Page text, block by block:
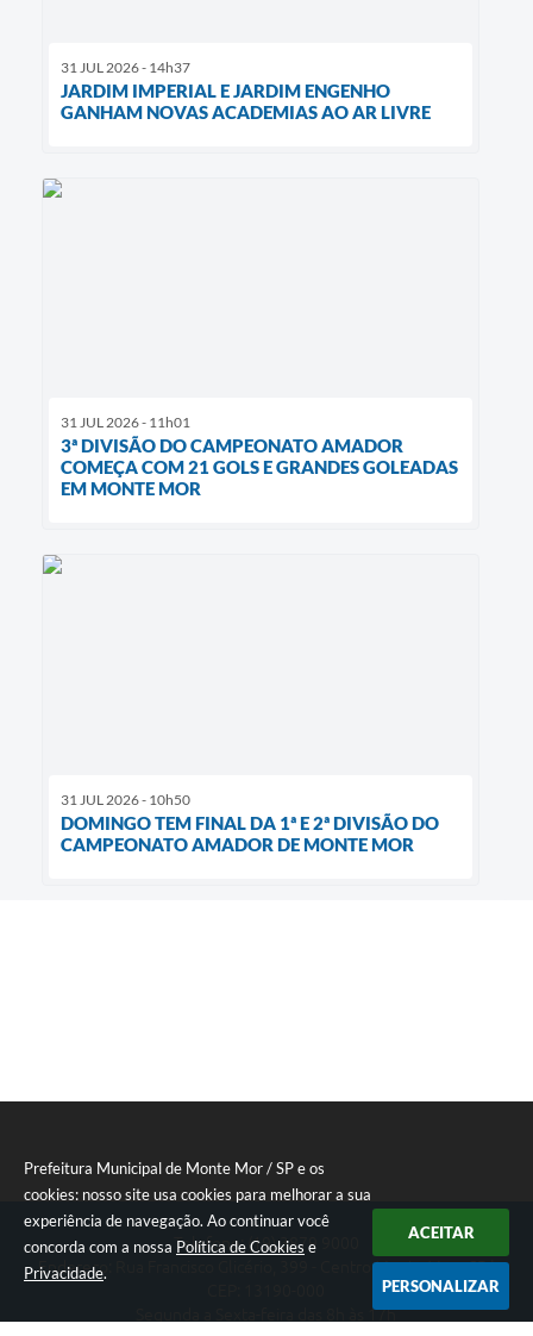
Prefeitura Municipal de Monte Mor / SP e os
cookies: nosso site usa cookies para melhorar a sua
experiência de navegação. Ao continuar você
concorda com a nossa Política de Cookies e
Privacidade.
ACEITAR
PERSONALIZAR
31 JUL 2026 - 14h37
JARDIM IMPERIAL E JARDIM ENGENHO
GANHAM NOVAS ACADEMIAS AO AR LIVRE
31 JUL 2026 - 11h01
3ª DIVISÃO DO CAMPEONATO AMADOR
COMEÇA COM 21 GOLS E GRANDES GOLEADAS
EM MONTE MOR
31 JUL 2026 - 10h50
DOMINGO TEM FINAL DA 1ª E 2ª DIVISÃO DO
CAMPEONATO AMADOR DE MONTE MOR
Telefone: (19) 3879 9000
Endereço: Rua Francisco Glicério, 399 - Centro Monte Mor - SP |
Segunda a Sexta-feira das 8h às 17h